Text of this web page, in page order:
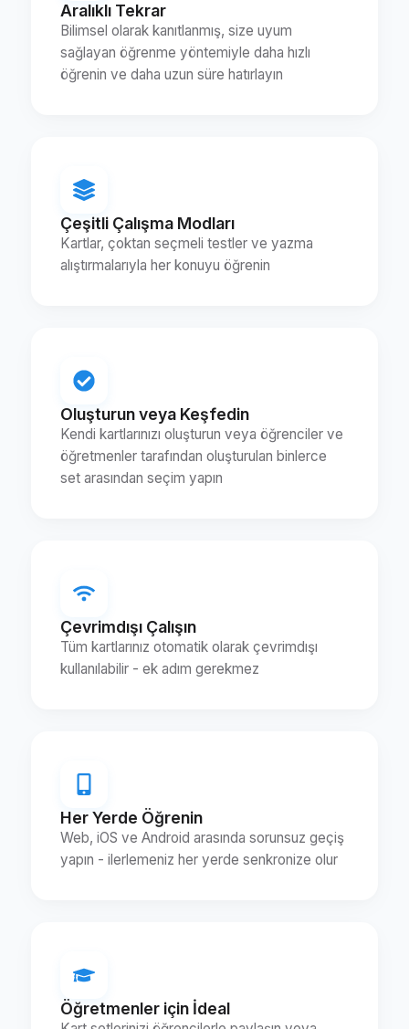
Aralıklı Tekrar
Bilimsel olarak kanıtlanmış, size uyum
sağlayan öğrenme yöntemiyle daha hızlı
öğrenin ve daha uzun süre hatırlayın
Çeşitli Çalışma Modları
Kartlar, çoktan seçmeli testler ve yazma
alıştırmalarıyla her konuyu öğrenin
Oluşturun veya Keşfedin
Kendi kartlarınızı oluşturun veya öğrenciler ve
öğretmenler tarafından oluşturulan binlerce
set arasından seçim yapın
Çevrimdışı Çalışın
Tüm kartlarınız otomatik olarak çevrimdışı
kullanılabilir - ek adım gerekmez
Her Yerde Öğrenin
Web, iOS ve Android arasında sorunsuz geçiş
yapın - ilerlemeniz her yerde senkronize olur
Öğretmenler için İdeal